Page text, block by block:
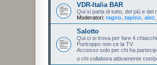
VDR-Italia BAR
Qui si parla di tutto, del più e del
Moderatori: ragno tapino alez
Salotto
Qui ci si trova per fare 4
Purtroppo non ce la TV
Accesso solo per chi ha
o chi collabora attivamente con/